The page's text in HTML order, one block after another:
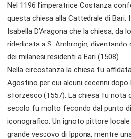
Nel 1196 l’imperatrice Costanza
questa chiesa alla Cattedrale di Bari.
Isabella D’Aragona che la chiesa, da
ridedicata a S. Ambrogio,
dei milanesi residenti a Bari (1508).
Nella circostanza la chiesa fu
Agostino per cui alcuni decenni dopo
sforzesco (1557). La chiesa fu nota
secolo fu molto fecondo dal punto
iconografico. Un ignoto pittore locale
grande vescovo di Ippona, mentre